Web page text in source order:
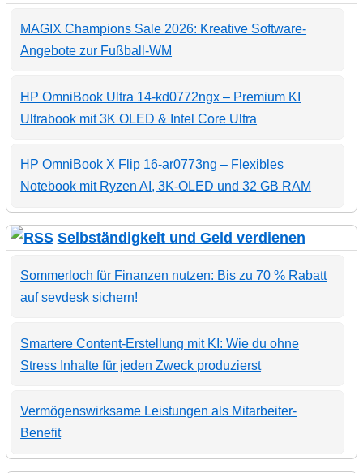
MAGIX Champions Sale 2026: Kreative Software-
Angebote zur Fußball-WM
HP OmniBook Ultra 14-kd0772ngx – Premium KI
Ultrabook mit 3K OLED & Intel Core Ultra
HP OmniBook X Flip 16-ar0773ng – Flexibles
Notebook mit Ryzen AI, 3K-OLED und 32 GB RAM
Selbständigkeit und Geld verdienen
Sommerloch für Finanzen nutzen: Bis zu 70 % Rabatt
auf sevdesk sichern!
Smartere Content-Erstellung mit KI: Wie du ohne
Stress Inhalte für jeden Zweck produzierst
Vermögenswirksame Leistungen als Mitarbeiter-
Benefit